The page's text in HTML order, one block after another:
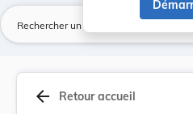
arrow_back Retour accueil